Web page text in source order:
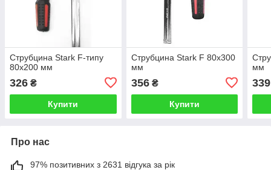
Струбцина Stark F-типу
80х200 мм
326 ₴
Купити
Струбцина Stark F 80x300
мм
356₴
Купити
мм
339
Про нас
97% позитивних з 2631 відгука за рік